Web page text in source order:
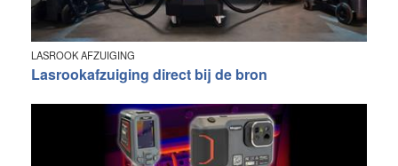
LASROOK AFZUIGING
Lasrookafzuiging direct bij de bron